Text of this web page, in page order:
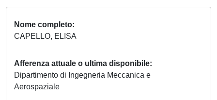
Nome completo
CAPELLO, ELISA
Afferenza attuale o ultima disponibile
Dipartimento di Ingegneria Meccanica e
Aerospaziale